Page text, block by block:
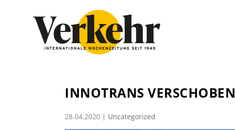
INNOTRANS VERSCHOBEN
28.04.2020 | Uncategorized